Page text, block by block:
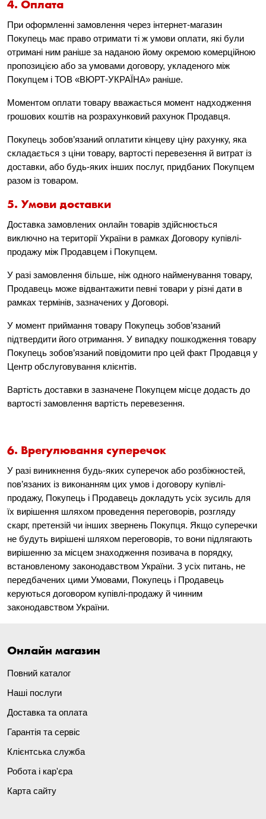
4. Оплата
При оформленні замовлення через інтернет-магазин
Покупець має право отримати ті ж умови оплати, які були
отримані ним раніше за наданою йому окремою комерційною
пропозицією або за умовами договору, укладеного між
Покупцем і ТОВ «ВЮРТ-УКРАЇНА» раніше.
Моментом оплати товару вважається момент надходження
грошових коштів на розрахунковий рахунок Продавця.
Покупець зобов’язаний оплатити кінцеву ціну рахунку, яка
складається з ціни товару, вартості перевезення й витрат із
доставки, або будь-яких інших послуг, придбаних Покупцем
разом із товаром.
5. Умови доставки
Доставка замовлених онлайн товарів здійснюється
виключно на території України в рамках Договору купівлі-
продажу між Продавцем і Покупцем.
У разі замовлення більше, ніж одного найменування товару,
Продавець може відвантажити певні товари у різні дати в
рамках термінів, зазначених у Договорі.
У момент приймання товару Покупець зобов’язаний
підтвердити його отримання. У випадку пошкодження товару
Покупець зобов’язаний повідомити про цей факт Продавця у
Центр обслуговування клієнтів.
Вартість доставки в зазначене Покупцем місце додасть до
вартості замовлення вартість перевезення.
6. Врегулювання суперечок
У разі виникнення будь-яких суперечок або розбіжностей,
пов’язаних із виконанням цих умов і договору купівлі-
продажу, Покупець і Продавець докладуть усіх зусиль для
їх вирішення шляхом проведення переговорів, розгляду
скарг, претензій чи інших звернень Покупця. Якщо суперечки
не будуть вирішені шляхом переговорів, то вони підлягають
вирішенню за місцем знаходження позивача в порядку,
встановленому законодавством України. З усіх питань, не
передбачених цими Умовами, Покупець і Продавець
керуються договором купівлі-продажу й чинним
законодавством України.
Онлайн магазин
Повний каталог
Наші послуги
Доставка та оплата
Гарантія та сервіс
Клієнтська служба
Робота і кар'єра
Карта сайту